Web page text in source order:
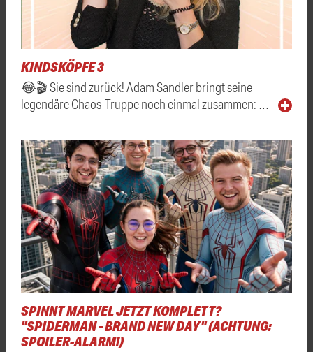
KINDSKÖPFE 3
😂🎬 Sie sind zurück! Adam Sandler bringt seine
legendäre Chaos-Truppe noch einmal zusammen: …
SPINNT MARVEL JETZT KOMPLETT?
"SPIDERMAN - BRAND NEW DAY" (ACHTUNG:
SPOILER-ALARM!)